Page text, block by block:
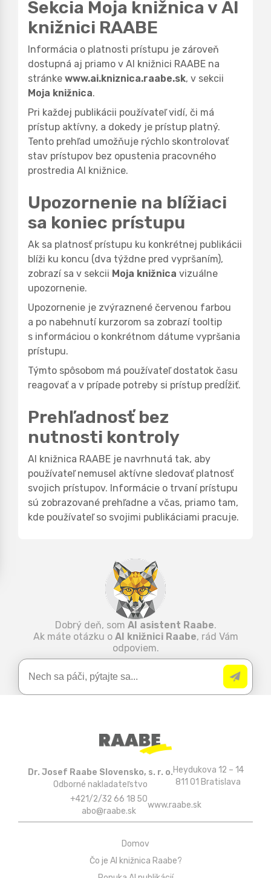
Sekcia Moja knižnica v AI
knižnici RAABE
Informácia o platnosti prístupu je zároveň
dostupná aj priamo v AI knižnici RAABE na
stránke www.ai.kniznica.raabe.sk, v sekcii
Moja knižnica.
Pri každej publikácii používateľ vidí, či má
prístup aktívny, a dokedy je prístup platný.
Tento prehľad umožňuje rýchlo skontrolovať
stav prístupov bez opustenia pracovného
prostredia AI knižnice.
Upozornenie na blížiaci
sa koniec prístupu
Ak sa platnosť prístupu ku konkrétnej publikácii
blíži ku koncu (dva týždne pred vypršaním),
zobrazí sa v sekcii Moja knižnica vizuálne
upozornenie.
Upozornenie je zvýraznené červenou farbou
a po nabehnutí kurzorom sa zobrazí tooltip
s informáciou o konkrétnom dátume vypršania
prístupu.
Týmto spôsobom má používateľ dostatok času
reagovať a v prípade potreby si prístup predĺžiť.
Prehľadnosť bez
nutnosti kontroly
AI knižnica RAABE je navrhnutá tak, aby
používateľ nemusel aktívne sledovať platnosť
svojich prístupov. Informácie o trvaní prístupu
sú zobrazované prehľadne a včas, priamo tam,
kde používateľ so svojimi publikáciami pracuje.
Dobrý deň, som AI asistent Raabe.
Ak máte otázku o AI knižnici Raabe, rád Vám
odpoviem.
Dr. Josef Raabe Slovensko, s. r. o.
Odborné nakladateľstvo
Heydukova 12 – 14
811 01 Bratislava
+421/2/32 66 18 50
abo@raabe.sk
www.raabe.sk
Domov
Čo je AI knižnica Raabe?